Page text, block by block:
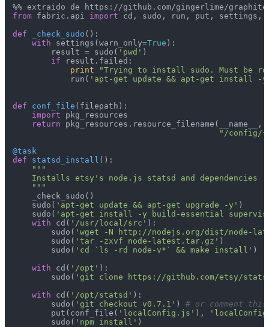
from fabric.api import cd, sudo, run, put, settings,
def
_check_sudo ():
with settings(warn_only=True ):
        result = sudo(
'pwd' )
if result.failed:
print
"Trying to install sudo. Must be
            run(
'apt-get update && apt-get install -y
def conf_file ( filepath ):
import pkg_resources
return pkg_resources.resource_filename(__name__,
"/config/
@task
def
statsd_install ():
"""
    Installs etsy's node.js statsd and dependencies
    """
    _check_sudo()
    sudo(
'apt-get update && apt-get upgrade -y' )
    sudo(
'apt-get install -y build-essential
with cd( '/usr/local/src' ):
        sudo(
'wget -N http://nodejs.org/dist/node-
        sudo(
'tar -zxvf node-latest.tar.gz' )
        sudo(
'cd `ls -rd node-v*` && make install' )
with cd( '/opt' ):
        sudo(
'git clone https://github.com/etsy/
with cd( '/opt/statsd' ):
        sudo(
'git checkout v0.7.1' ) # or comment
        put(conf_file(
'localConfig.js' ),
        sudo(
'npm install' )